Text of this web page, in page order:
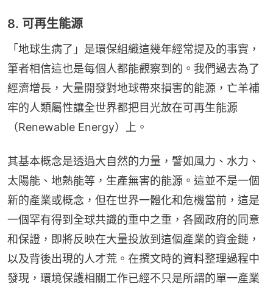
8. 可再生能源
「地球生病了」是環保組織這幾年經常提及的事實，
筆者相信這也是每個人都能觀察到的。我們過去為了
經濟增長，大量開發對地球帶來損害的能源，亡羊補
牢的人類屬性讓全世界都把目光放在可再生能源
（Renewable Energy）上。
其基本概念是透過大自然的力量，譬如風力、水力、
太陽能、地熱能等，生產無害的能源。這並不是一個
新的產業或概念，但在世界一體化和危機當前，這是
一個罕有得到全球共識的重中之重，各國政府的同意
和保證，即將反映在大量投放到這個產業的資金鏈，
以及背後出現的人才荒。在撰文時的資料整理過程中
發現，環境保護相關工作已經不只是所謂的單一產業